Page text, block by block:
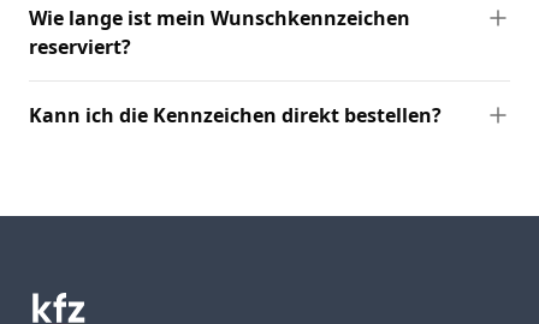
Wie lange ist mein Wunschkennzeichen
reserviert?
Kann ich die Kennzeichen direkt bestellen?